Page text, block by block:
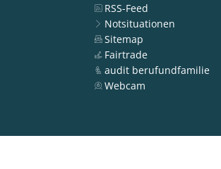
RSS-Feed
Notsituationen
Sitemap
Fairtrade
audit berufundfamilie
Webcam